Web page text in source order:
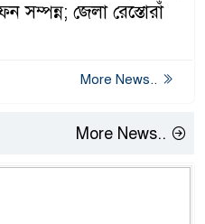
সম্পন্ন; জেলা রেস্তোরাঁ
More News..
More News..